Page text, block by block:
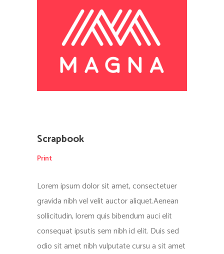
Scrapbook
Print
Lorem ipsum dolor sit amet, consectetuer
gravida nibh vel velit auctor aliquet.Aenean
sollicitudin, lorem quis bibendum auci elit
consequat ipsutis sem nibh id elit. Duis sed
odio sit amet nibh vulputate cursu a sit amet